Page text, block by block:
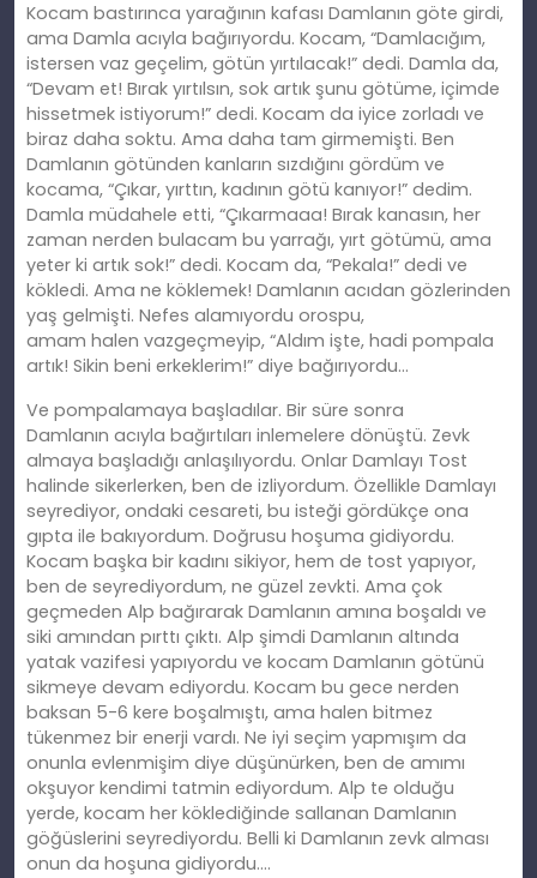
Kocam bastırınca yarağının kafası Damlanın göte girdi,
ama Damla acıyla bağırıyordu. Kocam, “Damlacığım,
istersen vaz geçelim, götün yırtılacak!” dedi. Damla da,
“Devam et! Bırak yırtılsın, sok artık şunu götüme, içimde
hissetmek istiyorum!” dedi. Kocam da iyice zorladı ve
biraz daha soktu. Ama daha tam girmemişti. Ben
Damlanın götünden kanların sızdığını gördüm ve
kocama, “Çıkar, yırttın, kadının götü kanıyor!” dedim.
Damla müdahele etti, “Çıkarmaaa! Bırak kanasın, her
zaman nerden bulacam bu yarrağı, yırt götümü, ama
yeter ki artık sok!” dedi. Kocam da, “Pekala!” dedi ve
kökledi. Ama ne köklemek! Damlanın acıdan gözlerinden
yaş gelmişti. Nefes alamıyordu orospu,
amam halen vazgeçmeyip, “Aldım işte, hadi pompala
artık! Sikin beni erkeklerim!” diye bağırıyordu…
Ve pompalamaya başladılar. Bir süre sonra
Damlanın acıyla bağırtıları inlemelere dönüştü. Zevk
almaya başladığı anlaşılıyordu. Onlar Damlayı Tost
halinde sikerlerken, ben de izliyordum. Özellikle Damlayı
seyrediyor, ondaki cesareti, bu isteği gördükçe ona
gıpta ile bakıyordum. Doğrusu hoşuma gidiyordu.
Kocam başka bir kadını sikiyor, hem de tost yapıyor,
ben de seyrediyordum, ne güzel zevkti. Ama çok
geçmeden Alp bağırarak Damlanın amına boşaldı ve
siki amından pırttı çıktı. Alp şimdi Damlanın altında
yatak vazifesi yapıyordu ve kocam Damlanın götünü
sikmeye devam ediyordu. Kocam bu gece nerden
baksan 5-6 kere boşalmıştı, ama halen bitmez
tükenmez bir enerji vardı. Ne iyi seçim yapmışım da
onunla evlenmişim diye düşünürken, ben de amımı
okşuyor kendimi tatmin ediyordum. Alp te olduğu
yerde, kocam her köklediğinde sallanan Damlanın
göğüslerini seyrediyordu. Belli ki Damlanın zevk alması
onun da hoşuna gidiyordu….